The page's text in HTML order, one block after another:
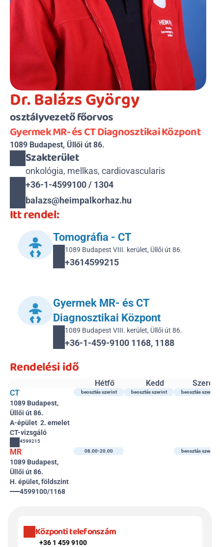
Dr. Balázs György
osztályvezető főorvos
Gyermek MR- és CT Diagnosztikai Központ
1089 Budapest, Üllői út 86.
Szakterület
onkológia, mellkas, cardiovascularis
+36-1-4599100 / 1304
balazs@heimpalkorhaz.hu
Itt rendel:
Tomográfia - CT
1089 Budapest VIII. kerület, Üllői út 86.
+3614599215
Gyermek MR- és CT
Diagnosztikai Központ
1089 Budapest VIII. kerület, Üllői út 86.
+36-1-459-9100 1168, 1188
Rendelési idő
Hétfő Kedd
Szerda
CT
1089 Budapest,
Üllői út 86.
A-épület  2. emelet
CT-vizsgáló
4599215
beosztás szerint beosztás szerint beosztás szerint
MR
1089 Budapest,
Üllői út 86.
H. épület, földszint
4599100/1168
08.00-20.00 beosztás szerint
Központi telefonszám
+36 1 459 9100